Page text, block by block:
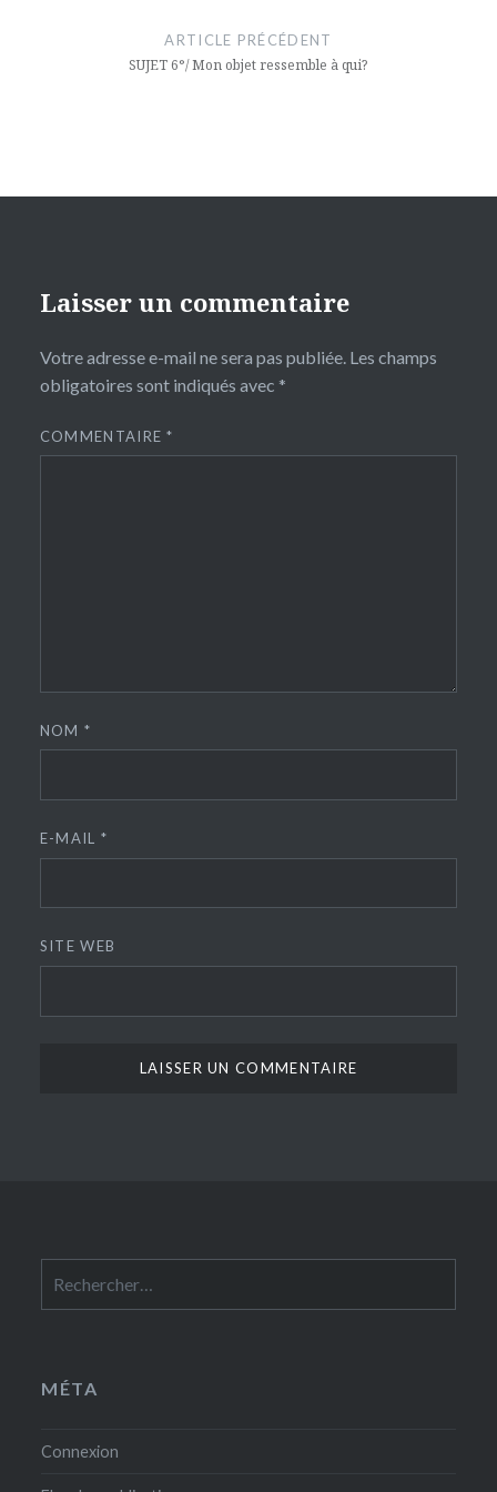
ARTICLE PRÉCÉDENT
SUJET 6°/ Mon objet ressemble à qui?
Laisser un commentaire
Votre adresse e-mail ne sera pas publiée. Les champs
obligatoires sont indiqués avec *
COMMENTAIRE*
NOM*
E-MAIL *
SITE WEB
MÉTA
Connexion